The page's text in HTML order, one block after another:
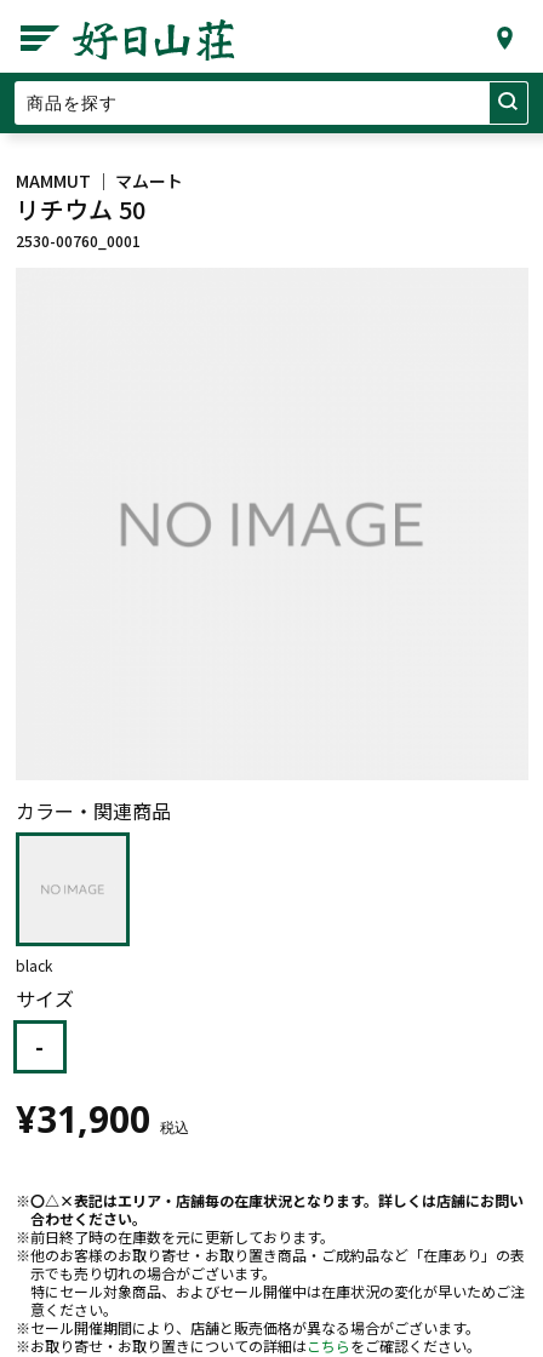
MAMMUT ｜ マムート
リチウム 50
2530-00760_0001
カラー・関連商品
black
サイズ
-
¥31,900 税込
〇△×表記はエリア・店舗毎の在庫状況となります。詳しくは店舗にお問い
合わせください。
前日終了時の在庫数を元に更新しております。
他のお客様のお取り寄せ・お取り置き商品・ご成約品など「在庫あり」の表
示でも売り切れの場合がございます。
特にセール対象商品、およびセール開催中は在庫状況の変化が早いためご注
意ください。
セール開催期間により、店舗と販売価格が異なる場合がございます。
お取り寄せ・お取り置きについての詳細はこちらをご確認ください。